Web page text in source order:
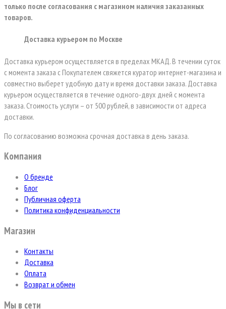
только после согласования с магазином наличия заказанных
товаров.
Доставка курьером по Москве
Доставка курьером осуществляется в пределах МКАД. В течении суток
с момента заказа с Покупателем свяжется куратор интернет-магазина и
совместно выберет удобную дату и время доставки заказа. Доставка
курьером осуществляется в течение одного-двух дней с момента
заказа. Стоимость услуги – от 500 рублей, в зависимости от адреса
доставки.
По согласованию возможна срочная доставка в день заказа.
Компания
О бренде
Блог
Публичная оферта
Политика конфиденциальности
Магазин
Контакты
Доставка
Оплата
Возврат и обмен
Мы в сети